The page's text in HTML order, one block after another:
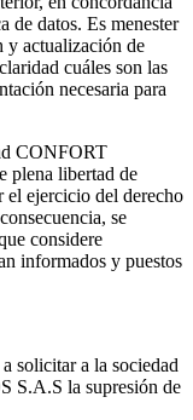
de datos. Es menester
y actualización de
cuáles son las
necesaria para
CONFORT
libertad de
el ejercicio del derecho
se
considere
informados y puestos
solicitar a la sociedad
la supresión de